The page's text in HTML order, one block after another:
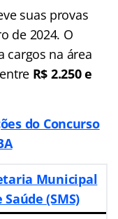
suas provas
de 2024. O
cargos na área
R$ 2.250 e
do Concurso
Municipal
Saúde (SMS)